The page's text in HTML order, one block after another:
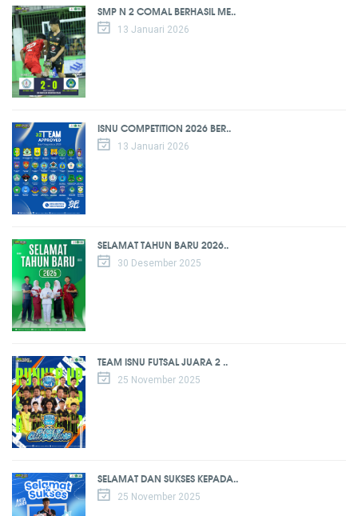
SMP N 2 COMAL BERHASIL ME..
13 Januari 2026
ISNU COMPETITION 2026 BER..
13 Januari 2026
SELAMAT TAHUN BARU 2026..
30 Desember 2025
TEAM ISNU FUTSAL JUARA 2 ..
25 November 2025
SELAMAT DAN SUKSES KEPADA..
25 November 2025